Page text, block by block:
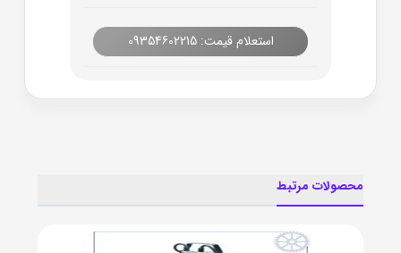
استعلام قیمت: 09354602215
محصولات مرتبط